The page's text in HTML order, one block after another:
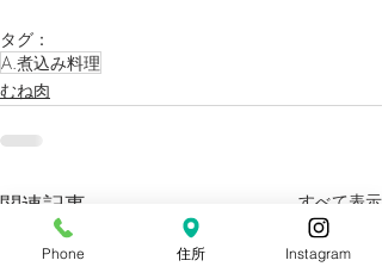
タグ：
A.煮込み料理
むね肉
関連記事 すべて表示
Phone 住所 Instagram